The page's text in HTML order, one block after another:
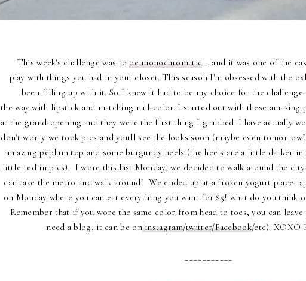
This week's challenge was tobe monochromatic... and it was one of the
play with things you had in your closet. This season I'm obsessed with the
been filling up with it. So I knew it had to be my choice for the
the way with lipstick and matching nail-color. I started out with these
at the grand-opening and they were the first thing I grabbed. I have actually
don't worry we took pics and you'll see the looks soon (maybe even
amazing peplum top and some burgundy heels (the heels are a little darker
little red in pics). I wore this last Monday, we decided to walk around the
can take the metro and walk around! We ended up at a frozen yogurt place-
on Monday where you can eat everything you want for $5! what do you think
Remember that if you wore the same color from head to toes, you can
need a blog, it can be oninstagram/twitter/Facebook/etc). XOXO